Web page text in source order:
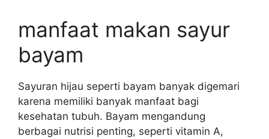
manfaat makan sayur
bayam
Sayuran hijau seperti bayam banyak digemari
karena memiliki banyak manfaat bagi
kesehatan tubuh. Bayam mengandung
berbagai nutrisi penting, seperti vitamin A,